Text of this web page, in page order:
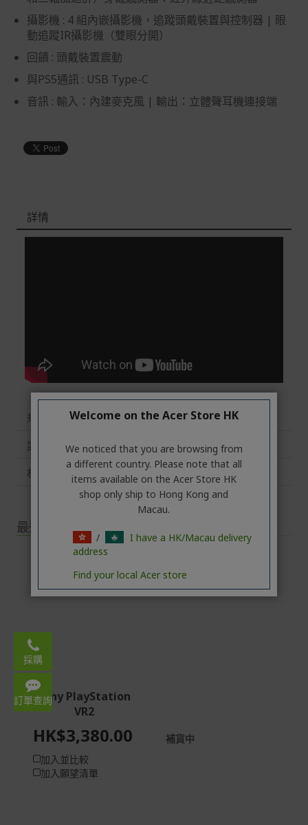
攝影機 : 4 組內嵌攝影機，追蹤頭戴裝置與控制器 | 眼
動追蹤IR攝影機（雙眼分開）
回饋 : 頭戴裝置震動
與PS5通訊 : USB Type-C
音訊 : 輸入：內建麥克風 | 輸出：立體聲耳機連接端
詳情
規格
評論
相關商品
最近瀏覽過的
Sony PlayStation
VR2
HK$3,380.00
補貨中
加入並比較
加入願望清單
採購
訂單查詢 Mon – Fri 9:00-18:00
Welcome on the Acer Store HK
We noticed that you are browsing from
a different country. Please note that all
items available on the Acer Store HK
shop only ship to Hong Kong and
Macau.
/
I have a HK/Macau delivery
address
Find your local Acer store